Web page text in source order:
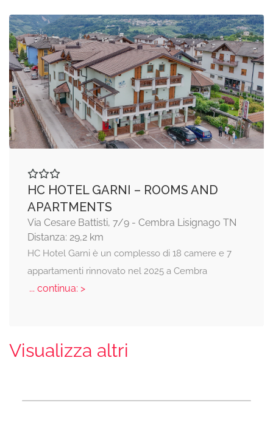
HC HOTEL GARNI – ROOMS AND
APARTMENTS
Via Cesare Battisti, 7/9 - Cembra Lisignago TN
Distanza: 29,2 km
HC Hotel Garni è un complesso di 18 camere e 7
appartamenti rinnovato nel 2025 a Cembra
... continua: >
Visualizza altri